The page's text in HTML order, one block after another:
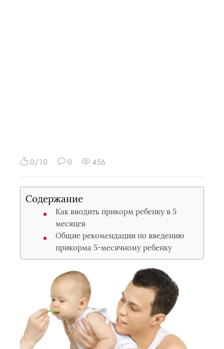
0/10 0 456
Содержание
Как вводить прикорм ребенку в 5
месяцев
Общие рекомендации по введению
прикорма 5-месячному ребенку